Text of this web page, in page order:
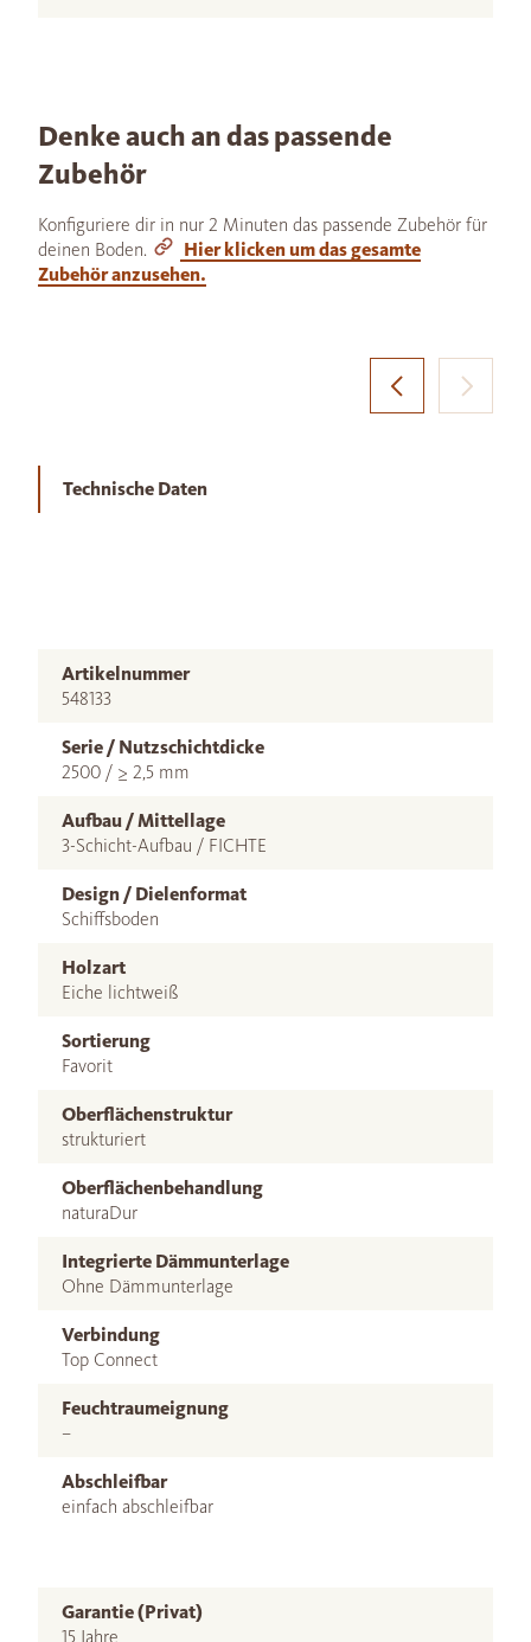
Denke auch an das passende
Zubehör
Konfiguriere dir in nur 2 Minuten das passende Zubehör für
deinen Boden.
Hier klicken um das gesamte
Zubehör anzusehen.
Technische Daten
Artikelnummer
548133
Serie / Nutzschichtdicke
2500 / ≥ 2,5 mm
Aufbau / Mittellage
3-Schicht-Aufbau / FICHTE
Design / Dielenformat
Schiffsboden
Holzart
Eiche lichtweiß
Sortierung
Favorit
Oberflächenstruktur
strukturiert
Oberflächenbehandlung
naturaDur
Integrierte Dämmunterlage
Ohne Dämmunterlage
Verbindung
Top Connect
Feuchtraumeignung
–
Abschleifbar
einfach abschleifbar
Garantie (Privat)
15 Jahre